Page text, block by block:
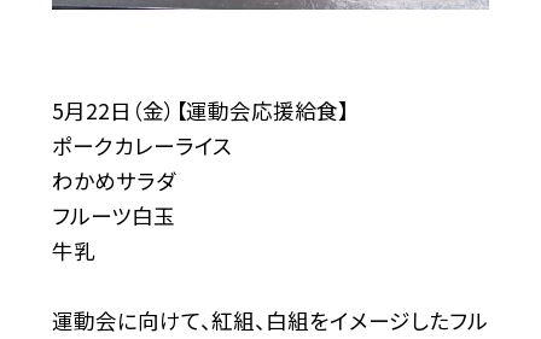
5月22日（金）【運動会応援給食】
ポークカレーライス
わかめサラダ
フルーツ白玉
牛乳
運動会に向けて、紅組、白組をイメージしたフル